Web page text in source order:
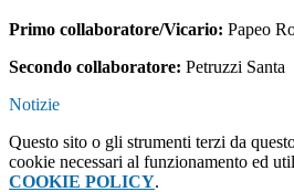
Primo collaboratore/Vicario: Papeo
Secondo collaboratore: Petruzzi Santa
Notizie
Questo sito o gli strumenti terzi da
cookie necessari al funzionamento ed
COOKIE POLICY.